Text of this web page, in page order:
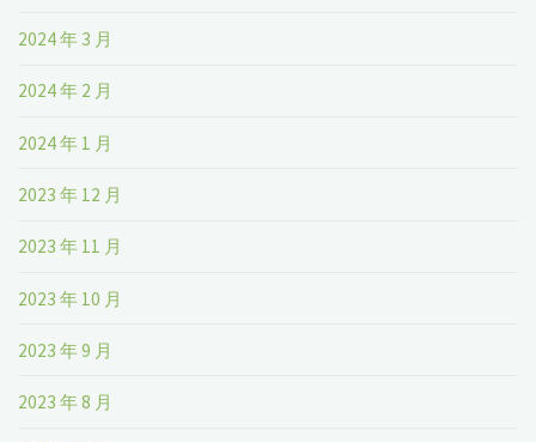
2024 年 3 月
2024 年 2 月
2024 年 1 月
2023 年 12 月
2023 年 11 月
2023 年 10 月
2023 年 9 月
2023 年 8 月